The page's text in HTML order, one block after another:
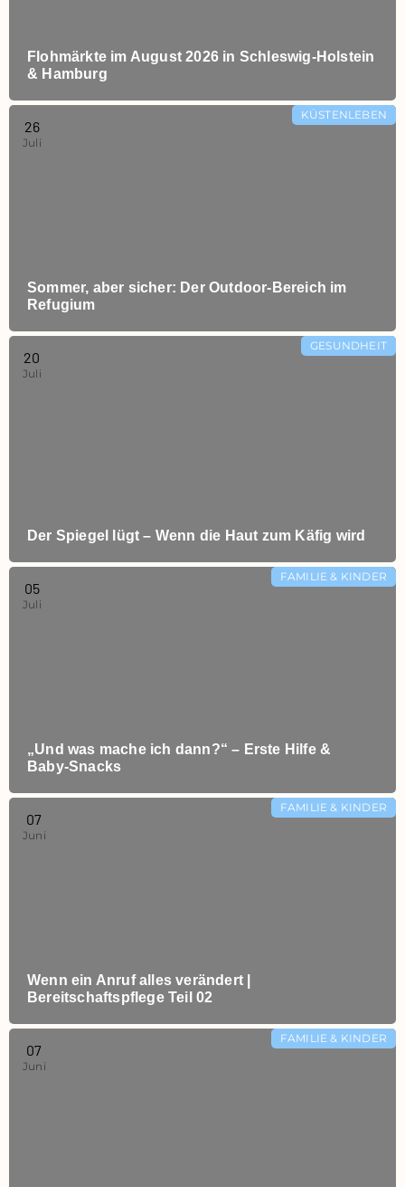
Flohmärkte im August 2026 in Schleswig‑Holstein
& Hamburg
Sommer, aber sicher: Der Outdoor‑Bereich im
Refugium
KÜSTENLEBEN
26
Juli
Der Spiegel lügt – Wenn die Haut zum Käfig wird
GESUNDHEIT
20
Juli
„Und was mache ich dann?“ – Erste Hilfe &
Baby‑Snacks
FAMILIE & KINDER
05
Juli
Wenn ein Anruf alles verändert |
Bereitschaftspflege Teil 02
FAMILIE & KINDER
07
Juni
FAMILIE & KINDER
07
Juni